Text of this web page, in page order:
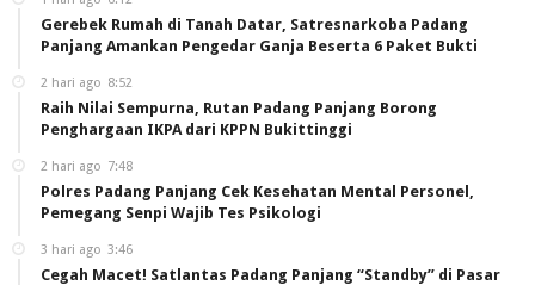
Gerebek Rumah di Tanah Datar, Satresnarkoba Padang
Panjang Amankan Pengedar Ganja Beserta 6 Paket Bukti
2 hari ago 8:52
Raih Nilai Sempurna, Rutan Padang Panjang Borong
Penghargaan IKPA dari KPPN Bukittinggi
2 hari ago 7:48
Polres Padang Panjang Cek Kesehatan Mental Personel,
Pemegang Senpi Wajib Tes Psikologi
3 hari ago 3:46
Cegah Macet! Satlantas Padang Panjang “Standby” di Pasar